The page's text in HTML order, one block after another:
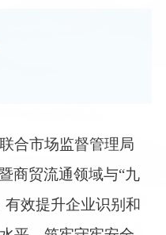
合市场监督管理局
商贸流通领域与“九
效提升企业识别和